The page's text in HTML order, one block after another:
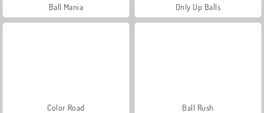
Ball Mania Only Up Balls
Color Road Ball Rush